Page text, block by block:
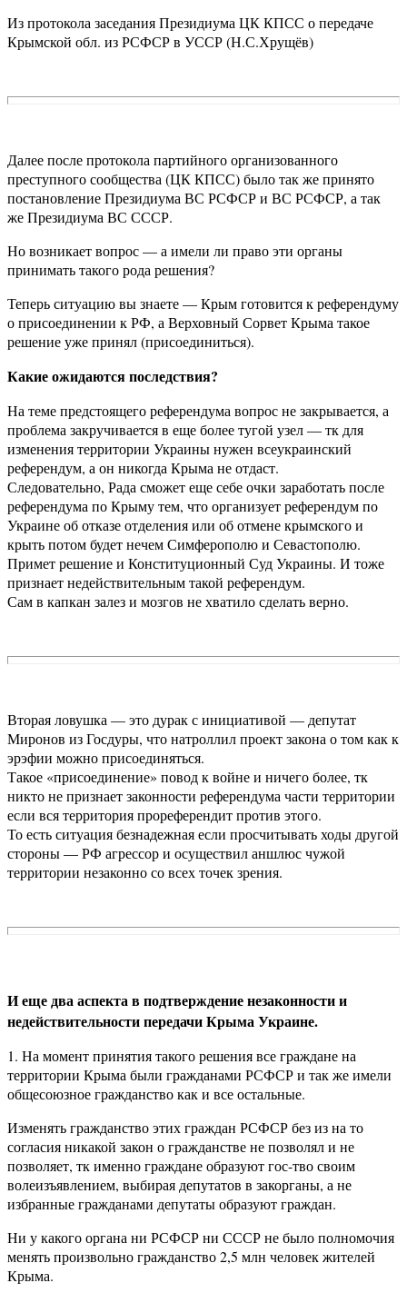
Из протокола заседания Президиума ЦК КПСС о передаче
Крымской обл. из РСФСР в УССР (Н.С.Хрущёв)
Далее после протокола партийного организованного
преступного сообщества (ЦК КПСС) было так же принято
постановление Президиума ВС РСФСР и ВС РСФСР, а так
же Президиума ВС СССР.
Но возникает вопрос — а имели ли право эти органы
принимать такого рода решения?
Теперь ситуацию вы знаете — Крым готовится к референдуму
о присоединении к РФ, а Верховный Сорвет Крыма такое
решение уже принял (присоединиться).
Какие ожидаются последствия?
На теме предстоящего референдума вопрос не закрывается, а
проблема закручивается в еще более тугой узел — тк для
изменения территории Украины нужен всеукраинский
референдум, а он никогда Крыма не отдаст.
Следовательно, Рада сможет еще себе очки заработать после
референдума по Крыму тем, что организует референдум по
Украине об отказе отделения или об отмене крымского и
крыть потом будет нечем Симферополю и Севастополю.
Примет решение и Конституционный Суд Украины. И тоже
признает недействительным такой референдум.
Сам в капкан залез и мозгов не хватило сделать верно.
Вторая ловушка — это дурак с инициативой — депутат
Миронов из Госдуры, что натроллил проект закона о том как к
эрэфии можно присоединяться.
Такое «присоединение» повод к войне и ничего более, тк
никто не признает законности референдума части территории
если вся территория прореферендит против этого.
То есть ситуация безнадежная если просчитывать ходы другой
стороны — РФ агрессор и осуществил аншлюс чужой
территории незаконно со всех точек зрения.
И еще два аспекта в подтверждение незаконности и
недействительности передачи Крыма Украине.
1. На момент принятия такого решения все граждане на
территории Крыма были гражданами РСФСР и так же имели
общесоюзное гражданство как и все остальные.
Изменять гражданство этих граждан РСФСР без из на то
согласия никакой закон о гражданстве не позволял и не
позволяет, тк именно граждане образуют гос-тво своим
волеизъявлением, выбирая депутатов в закорганы, а не
избранные гражданами депутаты образуют граждан.
Ни у какого органа ни РСФСР ни СССР не было полномочия
менять произвольно гражданство 2,5 млн человек жителей
Крыма.